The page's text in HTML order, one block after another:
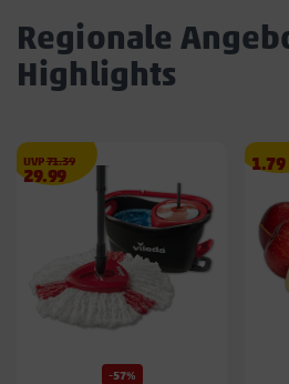
Regionale
Highlights
UVP71.39€
Angebotspreis
29.99
29.99
-57%
1.79
1.79